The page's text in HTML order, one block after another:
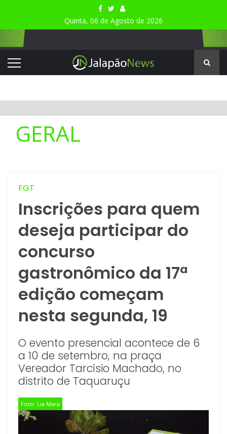
Quinta, 06 de Agosto de 2026
GERAL
FGT
Inscrições para quem
deseja participar do
concurso
gastronômico da 17ª
edição começam
nesta segunda, 19
O evento presencial acontece de 6
a 10 de setembro, na praça
Vereador Tarcísio Machado, no
distrito de Taquaruçu
Foto: Lia Mara